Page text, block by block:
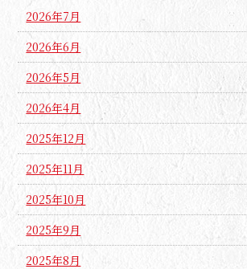
2026年7月
2026年6月
2026年5月
2026年4月
2025年12月
2025年11月
2025年10月
2025年9月
2025年8月